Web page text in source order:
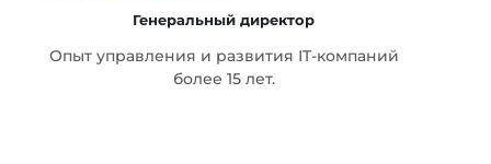
Генеральный директор
Опыт управления и развития IT-компаний
более 15 лет.